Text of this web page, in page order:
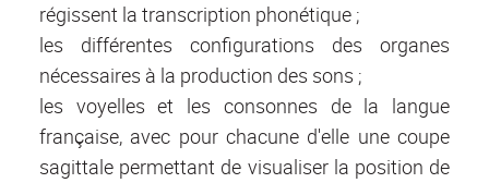
régissent la transcription phonétique ;
les différentes configurations des organes
nécessaires à la production des sons ;
les voyelles et les consonnes de la langue
française, avec pour chacune d'elle une coupe
sagittale permettant de visualiser la position de